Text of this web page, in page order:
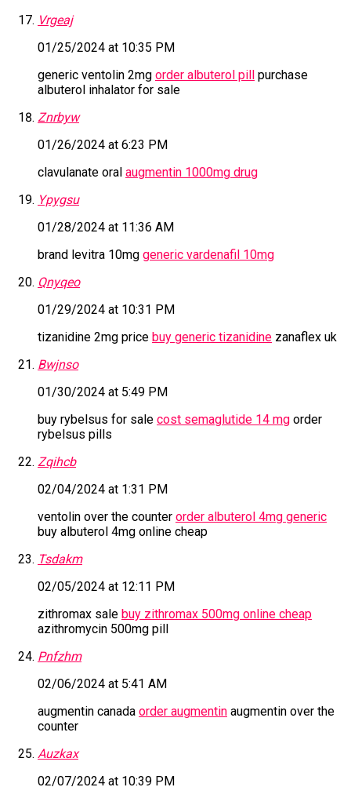
Vrgeaj
01/25/2024 at 10:35 PM
generic ventolin 2mg order albuterol pill purchase
albuterol inhalator for sale
Znrbyw
01/26/2024 at 6:23 PM
clavulanate oral augmentin 1000mg drug
Ypygsu
01/28/2024 at 11:36 AM
brand levitra 10mg generic vardenafil 10mg
Qnyqeo
01/29/2024 at 10:31 PM
tizanidine 2mg price buy generic tizanidine zanaflex uk
Bwjnso
01/30/2024 at 5:49 PM
buy rybelsus for sale cost semaglutide 14 mg order
rybelsus pills
Zqihcb
02/04/2024 at 1:31 PM
ventolin over the counter order albuterol 4mg generic
buy albuterol 4mg online cheap
Tsdakm
02/05/2024 at 12:11 PM
zithromax sale buy zithromax 500mg online cheap
azithromycin 500mg pill
Pnfzhm
02/06/2024 at 5:41 AM
augmentin canada order augmentin augmentin over the
counter
Auzkax
02/07/2024 at 10:39 PM